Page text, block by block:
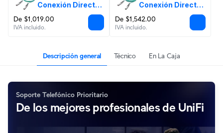
Conexión Directa
de Largo Alcance
10G
De $1,019.00
IVA incluido.
Conexión Directa
de Largo Alcance
25G
De $1,542.00
IVA incluido.
Descripción general Técnico En La Caja
Soporte Telefónico Prioritario
De los mejores profesionales de UniFi